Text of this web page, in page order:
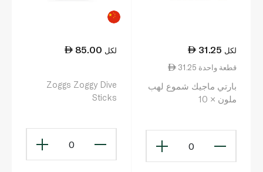
31.25 لكل
31.25 قطعة واحدة
بارتي ماجيك شموع لهب
ملون × 10
0
85.00 لكل
Zoggs Zoggy Dive
Sticks
0